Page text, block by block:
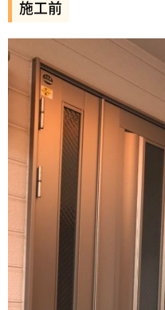
施工前